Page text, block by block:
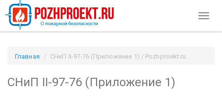
Главная СНиП II-97-76 (Приложение 1) / Pozhproekt.ru
СНиП II-97-76 (Приложение 1)